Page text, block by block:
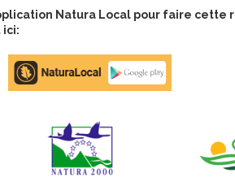
Natura Local pour faire cette
Google
Play